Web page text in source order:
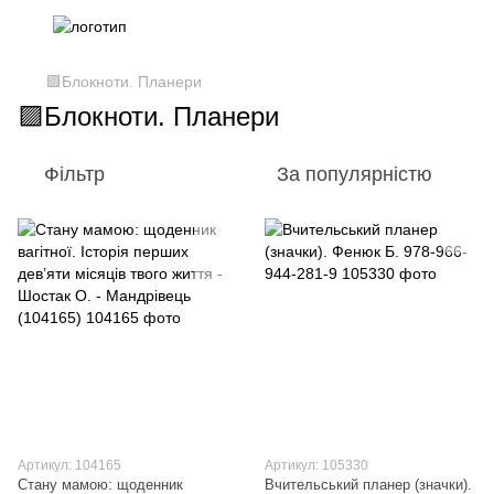
🟪Блокноти. Планери
🟪Блокноти. Планери
Фільтр За популярністю
Артикул: 104165
Стану мамою: щоденник
Артикул: 105330
Вчительський планер (значки).